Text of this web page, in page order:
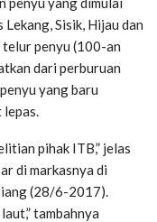
Sisik, Hijau dan
telur penyu (100-an
dari perburuan
yang baru
pihak ITB,” jelas
di markasnya di
(28/6-2017).
tambahnya